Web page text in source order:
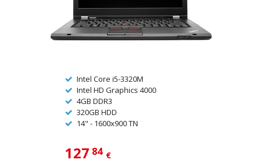
Intel Core i5-3320M
Intel HD Graphics 4000
4GB DDR3
320GB HDD
14" - 1600x900 TN
12784 €